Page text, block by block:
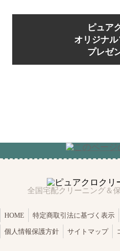
ピュア
オリジナ
プレゼ
全国宅配クリーニング＆
HOME 特定商取引法に基づく表示
個人情報保護方針 サイトマップ